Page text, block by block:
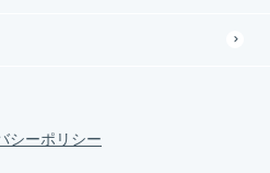
シーポリシー